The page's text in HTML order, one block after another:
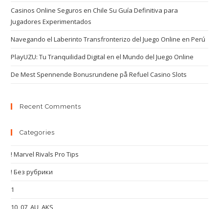
Casinos Online Seguros en Chile Su Guía Definitiva para
Jugadores Experimentados
Navegando el Laberinto Transfronterizo del Juego Online en Perú
PlayUZU: Tu Tranquilidad Digital en el Mundo del Juego Online
De Mest Spennende Bonusrundene på Refuel Casino Slots
Recent Comments
Categories
! Marvel Rivals Pro Tips
! Без рубрики
1
10_07_AU_AKS